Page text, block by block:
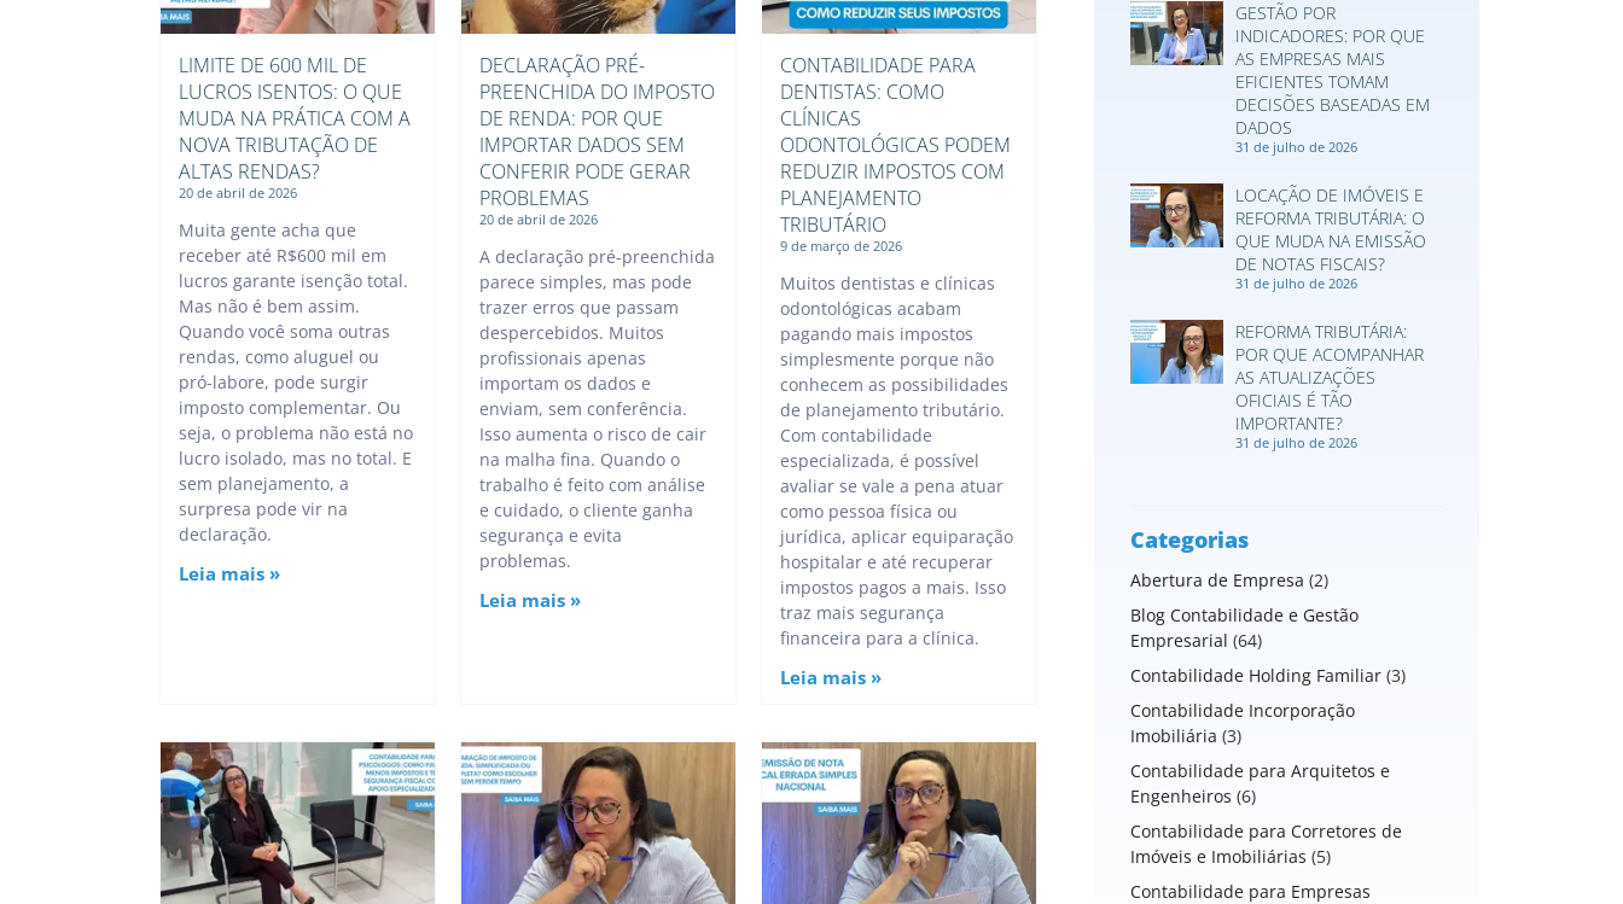
LIMITE DE 600 MIL DE
LUCROS ISENTOS: O QUE
MUDA NA PRÁTICA COM A
NOVA TRIBUTAÇÃO DE
ALTAS RENDAS?
20 de abril de 2026
Muita gente acha que
receber até R$600 mil em
lucros garante isenção total.
Mas não é bem assim.
Quando você soma outras
rendas, como aluguel ou
pró-labore, pode surgir
imposto complementar. Ou
seja, o problema não está no
lucro isolado, mas no total. E
sem planejamento, a
surpresa pode vir na
declaração.
Leia mais »
DECLARAÇÃO PRÉ-
PREENCHIDA DO IMPOSTO
DE RENDA: POR QUE
IMPORTAR DADOS SEM
CONFERIR PODE GERAR
PROBLEMAS
20 de abril de 2026
A declaração pré-preenchida
parece simples, mas pode
trazer erros que passam
despercebidos. Muitos
profissionais apenas
importam os dados e
enviam, sem conferência.
Isso aumenta o risco de cair
na malha fina. Quando o
trabalho é feito com análise
e cuidado, o cliente ganha
segurança e evita
problemas.
Leia mais »
CONTABILIDADE PARA
DENTISTAS: COMO
CLÍNICAS
ODONTOLÓGICAS PODEM
REDUZIR IMPOSTOS COM
PLANEJAMENTO
TRIBUTÁRIO
9 de março de 2026
Muitos dentistas e clínicas
odontológicas acabam
pagando mais impostos
simplesmente porque não
conhecem as possibilidades
de planejamento tributário.
Com contabilidade
especializada, é possível
avaliar se vale a pena atuar
como pessoa física ou
jurídica, aplicar equiparação
hospitalar e até recuperar
impostos pagos a mais. Isso
traz mais segurança
financeira para a clínica.
Leia mais »
GESTÃO POR
INDICADORES: POR QUE
AS EMPRESAS MAIS
EFICIENTES TOMAM
DECISÕES BASEADAS EM
DADOS
31 de julho de 2026
LOCAÇÃO DE IMÓVEIS E
REFORMA TRIBUTÁRIA: O
QUE MUDA NA EMISSÃO
DE NOTAS FISCAIS?
31 de julho de 2026
REFORMA TRIBUTÁRIA:
POR QUE ACOMPANHAR
AS ATUALIZAÇÕES
OFICIAIS É TÃO
IMPORTANTE?
31 de julho de 2026
Categorias
Abertura de Empresa (2)
Blog Contabilidade e Gestão
Empresarial (64)
Contabilidade Holding Familiar(3)
Contabilidade Incorporação
Imobiliária (3)
Contabilidade para Arquitetos e
Engenheiros (6)
Contabilidade para Corretores de
Imóveis e Imobiliárias (5)
Contabilidade para Empresas